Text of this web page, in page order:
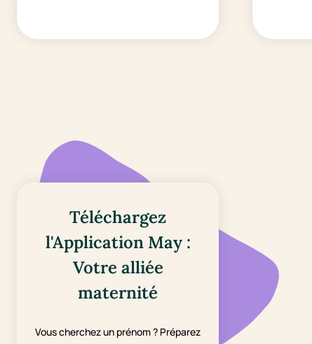
Téléchargez
l'Application May :
Votre alliée
maternité
Vous cherchez un prénom ? Préparez